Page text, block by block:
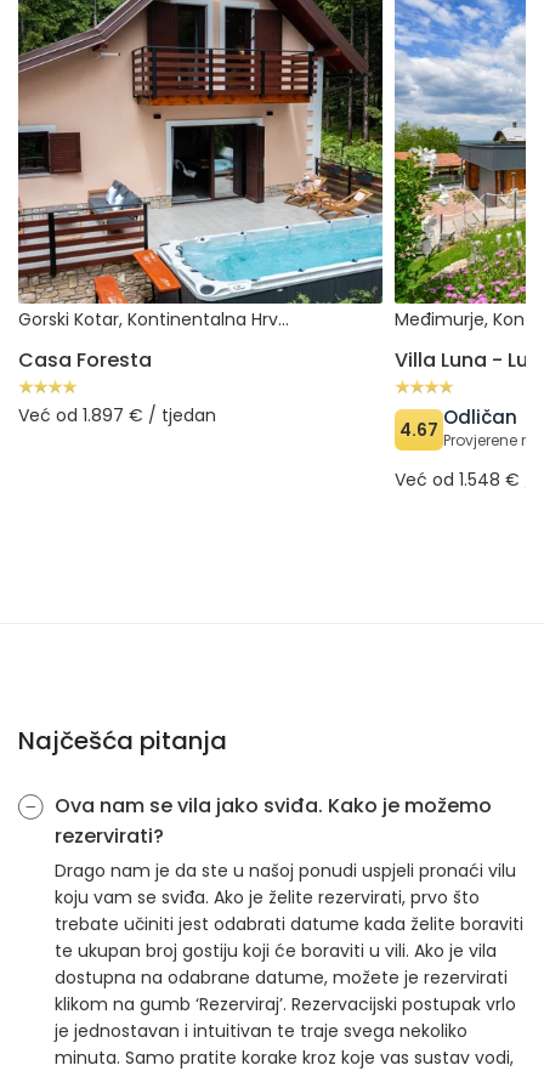
Gorski Kotar, Kontinentalna Hrvatska (Hrvatska)
Casa Foresta
Već od 1.897 € / tjedan
Villa Luna -
4.67 Odličan
Provjerene
Već od 1.548 € /
Najčešća pitanja
Ova nam se vila jako sviđa. Kako je možemo
rezervirati?
Drago nam je da ste u našoj ponudi uspjeli pronaći vilu
koju vam se sviđa. Ako je želite rezervirati, prvo što
trebate učiniti jest odabrati datume kada želite boraviti
te ukupan broj gostiju koji će boraviti u vili. Ako je vila
dostupna na odabrane datume, možete je rezervirati
klikom na gumb ‘Rezerviraj’. Rezervacijski postupak vrlo
je jednostavan i intuitivan te traje svega nekoliko
minuta. Samo pratite korake kroz koje vas sustav vodi,